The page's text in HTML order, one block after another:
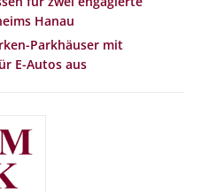
Hanau
Parkhäuser mit
E-Autos aus